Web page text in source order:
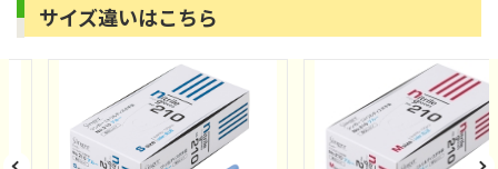
サイズ違いはこちら